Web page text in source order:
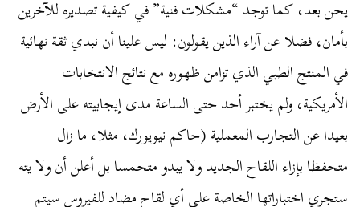
يحن بعد، كما توجد “مشكلات فنية” في كيفية تصديره للآخرين
بأمان، فضلا عن آراء الذين يقولون: ليس علينا أن نبدي ثقة نهائية
في المنتج الطبي الذي تزامن ظهوره مع نتائج الانتخابات
الأمريكية، ولم يختبر أحد حتى الساعة مدى إيجابيته على الأرض
بعيدا عن التجارب المعملية (حاكم نيويورك، مثلا، ما زال
متحفظا بإزاء اللقاح الجديد ولا يبدو متحمسا بل أعلن أن ولا يته
ستجري اختباراتها الخاصة على أي لقاح مضاد للفيروس سيتم